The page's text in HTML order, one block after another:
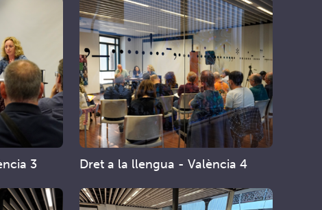
3 Dret a la llengua - València 4